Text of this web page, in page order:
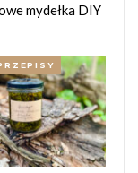
mydełka DIY